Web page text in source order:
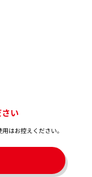
い
はお控えください。​